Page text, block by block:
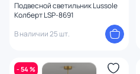
Подвесной светильник Lussole
Колберт LSP-8691
В наличии 25 шт.
- 54 %